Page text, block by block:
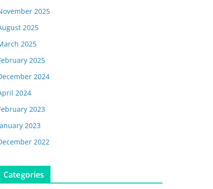
2025
2025
2025
2025
2024
2024
2023
2023
2022
Categories